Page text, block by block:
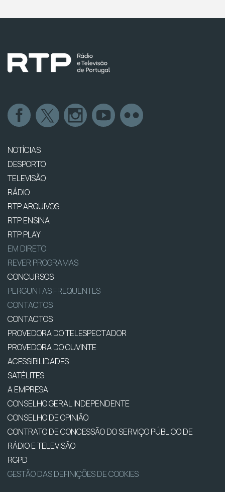
NOTÍCIAS
DESPORTO
TELEVISÃO
RÁDIO
RTP ARQUIVOS
RTP ENSINA
RTP PLAY
EM DIRETO
REVER PROGRAMAS
CONCURSOS
PERGUNTAS FREQUENTES
CONTACTOS
CONTACTOS
PROVEDORA DO TELESPECTADOR
PROVEDORA DO OUVINTE
ACESSIBILIDADES
SATÉLITES
A EMPRESA
CONSELHO GERAL INDEPENDENTE
CONSELHO DE OPINIÃO
CONTRATO DE CONCESSÃO DO SERVIÇO PÚBLICO DE
RÁDIO E TELEVISÃO
RGPD
GESTÃO DAS DEFINIÇÕES DE COOKIES